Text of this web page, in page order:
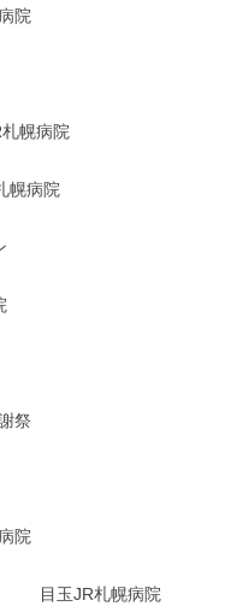
院
幌病院
幌病院
祭
院
目玉JR札幌病院